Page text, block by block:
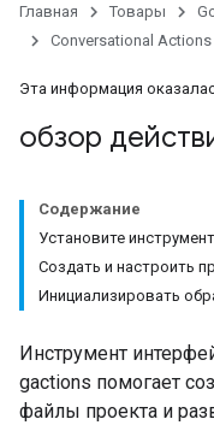
Главная Товары
Conversational Actions
Эта информация
обзор
Содержание
Установите
Создать и настроить
Инициализировать
Инструмент
gactions помогает
файлы проекта и